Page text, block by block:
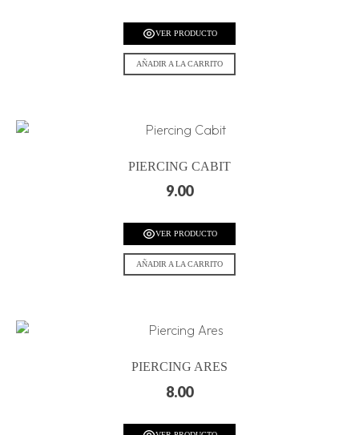
VER PRODUCTO
AÑADIR A LA CARRITO
PIERCING CABIT
9.00
VER PRODUCTO
AÑADIR A LA CARRITO
PIERCING ARES
8.00